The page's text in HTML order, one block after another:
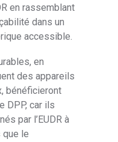
en rassemblant
dans un
accessible.
en
des appareils
bénéficieront
DPP, car ils
par l’EUDR à
le